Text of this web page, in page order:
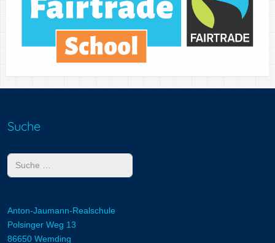
Suche
Suchen
Anton-Jaumann-Realschule
Polsinger Weg 13
86650 Wemding